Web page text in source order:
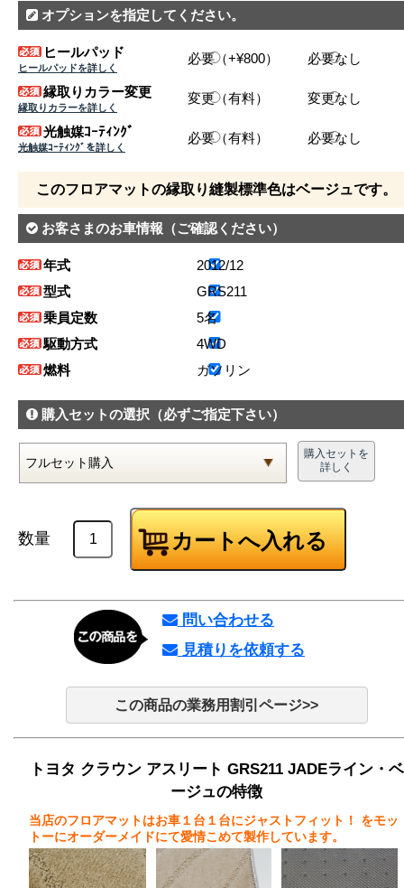
オプションを指定してください。
ヒールパッド
ヒールパッドを詳しく
必要（+¥800） 必要なし
縁取りカラー変更
縁取りカラーを詳しく
変更（有料） 変更なし
光触媒ｺｰﾃｨﾝｸﾞ
光触媒ｺｰﾃｨﾝｸﾞを詳しく
必要（有料） 必要なし
このフロアマットの縁取り縫製標準色はベージュです。
お客さまのお車情報 （ご確認ください）
年式
2012/12
型式
GRS211
乗員定数
5名
駆動方式
4WD
燃料
ガソリン
購入セットの選択 （必ずご指定下さい）
購入セットを
詳しく
数量
問い合わせる
見積りを依頼する
この商品の業務用割引ページ>>
トヨタ クラウン アスリート GRS211 JADEライン・ベ
ージュの特徴
当店のフロアマットはお車１台１台にジャストフィット！
をモッ
トーにオーダーメイドにて愛情こめて製作しています。